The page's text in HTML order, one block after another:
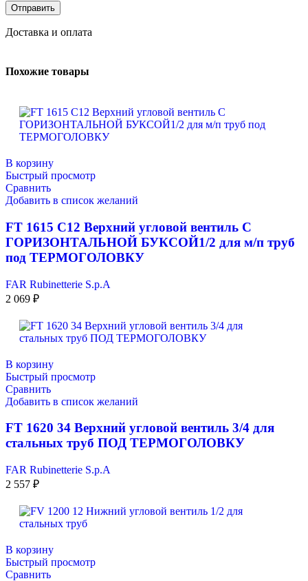
Доставка и оплата
Похожие товары
В корзину
Быстрый просмотр
Сравнить
Добавить в список желаний
FT 1615 C12 Верхний угловой вентиль С
ГОРИЗОНТАЛЬНОЙ БУКСОЙ1/2 для м/п труб
под ТЕРМОГОЛОВКУ
FAR Rubinetterie S.p.A
2 069 ₽
В корзину
Быстрый просмотр
Сравнить
Добавить в список желаний
FT 1620 34 Верхний угловой вентиль 3/4 для
стальных труб ПОД ТЕРМОГОЛОВКУ
FAR Rubinetterie S.p.A
2 557 ₽
В корзину
Быстрый просмотр
Сравнить